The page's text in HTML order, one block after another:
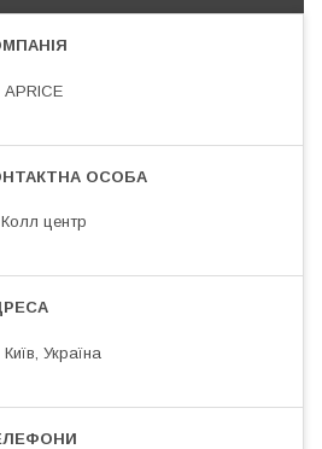
APRICE
Колл центр
Київ, Україна